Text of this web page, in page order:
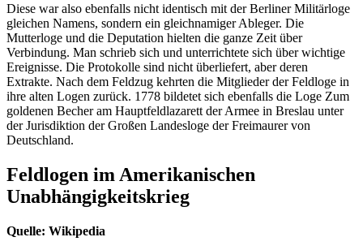
Diese war also ebenfalls nicht identisch mit der Berliner Militärloge
gleichen Namens, sondern ein gleichnamiger Ableger. Die
Mutterloge und die Deputation hielten die ganze Zeit über
Verbindung. Man schrieb sich und unterrichtete sich über wichtige
Ereignisse. Die Protokolle sind nicht überliefert, aber deren
Extrakte. Nach dem Feldzug kehrten die Mitglieder der Feldloge in
ihre alten Logen zurück. 1778 bildetet sich ebenfalls die Loge Zum
goldenen Becher am Hauptfeldlazarett der Armee in Breslau unter
der Jurisdiktion der Großen Landesloge der Freimaurer von
Deutschland.
Feldlogen im Amerikanischen
Unabhängigkeitskrieg
Quelle: Wikipedia